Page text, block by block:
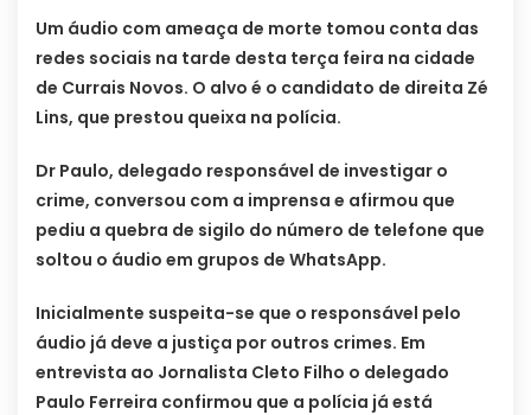
Um áudio com ameaça de morte tomou conta das
redes sociais na tarde desta terça feira na cidade
de Currais Novos. O alvo é o candidato de direita Zé
Lins, que prestou queixa na polícia.
Dr Paulo, delegado responsável de investigar o
crime, conversou com a imprensa e afirmou que
pediu a quebra de sigilo do número de telefone que
soltou o áudio em grupos de WhatsApp.
Inicialmente suspeita-se que o responsável pelo
áudio já deve a justiça por outros crimes. Em
entrevista ao Jornalista Cleto Filho o delegado
Paulo Ferreira confirmou que a polícia já está